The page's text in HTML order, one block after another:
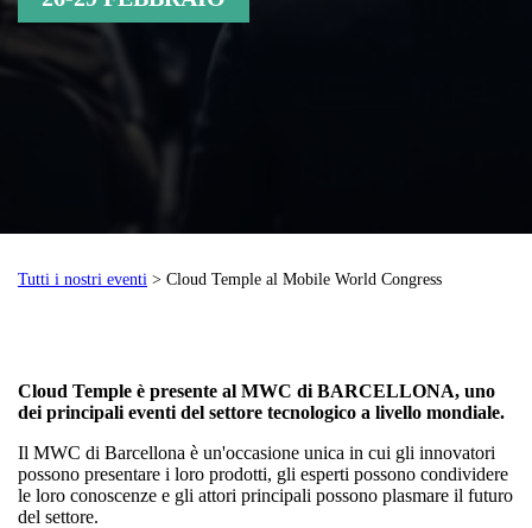
Tutti i nostri eventi > Cloud Temple al Mobile World Congress
Cloud Temple è presente al MWC di BARCELLONA, uno
dei principali eventi del settore tecnologico a livello mondiale.
Il MWC di Barcellona è un'occasione unica in cui gli innovatori
possono presentare i loro prodotti, gli esperti possono condividere
le loro conoscenze e gli attori principali possono plasmare il futuro
del settore.